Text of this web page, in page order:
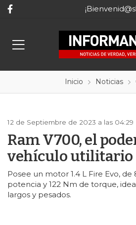
¡Bienvenid@s!
Inicio Noticias
12 de Septiembre de 2023 a las 04:29
Ram V700, el
vehículo utilitario
Posee un motor 1.4 L Fire Evo, de
potencia y 122 Nm de torque,
largos y pesados.